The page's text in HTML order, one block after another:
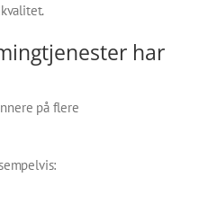
har
på flere